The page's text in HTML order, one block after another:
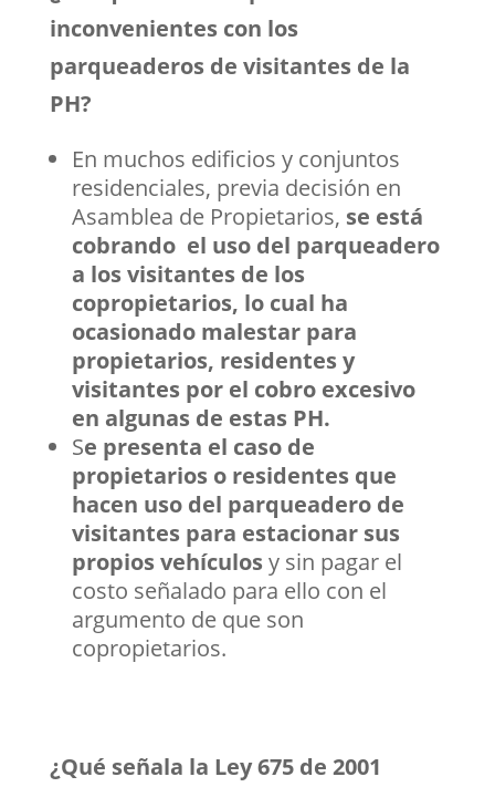
inconvenientes con los
parqueaderos de visitantes de la
PH?
En muchos edificios y conjuntos
residenciales, previa decisión en
Asamblea de Propietarios, se está
cobrando el uso del parqueadero
a los visitantes de los
copropietarios, lo cual ha
ocasionado malestar para
propietarios, residentes y
visitantes por el cobro excesivo
en algunas de estas PH.
Se presenta el caso de
propietarios o residentes que
hacen uso del parqueadero de
visitantes para estacionar sus
propios vehículosy sin pagar el
costo señalado para ello con el
argumento de que son
copropietarios.
¿Qué señala la Ley 675 de 2001